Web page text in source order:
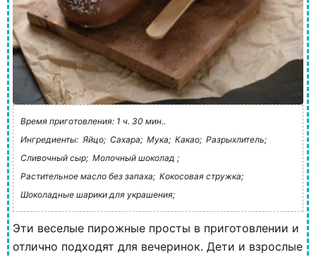
Время приготовления: 1 ч. 30 мин..
Ингредиенты: Яйцо; Сахара; Мука; Какао; Разрыхлитель;
Сливочный сыр; Молочный шоколад ;
Растительное масло без запаха; Кокосовая стружка;
Шоколадные шарики для украшения;
Эти веселые пирожные просты в приготовлении и
отлично подходят для вечеринок. Дети и взрослые